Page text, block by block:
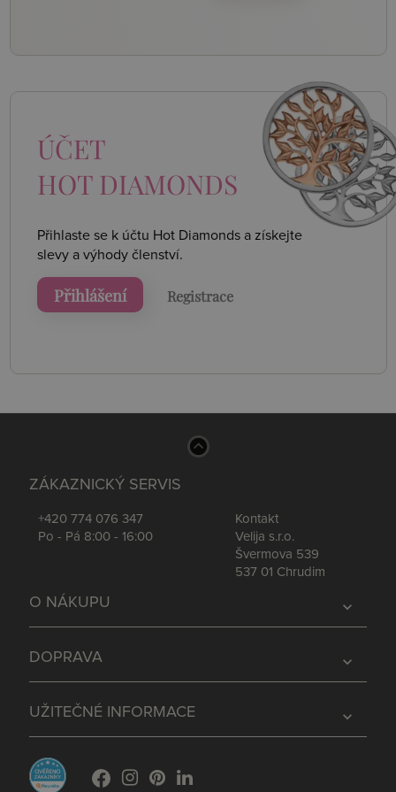
ÚČET
HOT DIAMONDS
Přihlaste se k účtu Hot Diamonds a získejte
slevy a výhody členství.
Přihlášení Registrace
ZÁKAZNICKÝ SERVIS
+420 774 076 347
Po - Pá 8:00 - 16:00
Kontakt
Velija s.r.o.
Švermova 539
537 01 Chrudim
expand_more
O NÁKUPU
expand_more
DOPRAVA
expand_more
UŽITEČNÉ INFORMACE